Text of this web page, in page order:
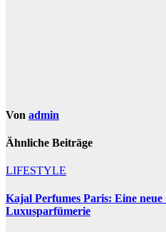
Von admin
Ähnliche Beiträge
LIFESTYLE
Kajal Perfumes Paris: Eine
Luxusparfümerie